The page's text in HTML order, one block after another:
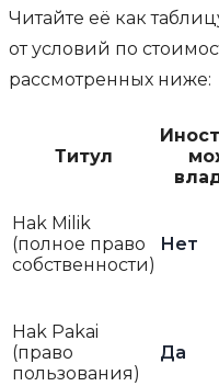
Читайте её как
от условий по
рассмотренных ниже:
Титул
Hak Milik
(полное право
собственности)
Нет
Hak Pakai
(право
пользования)
Да